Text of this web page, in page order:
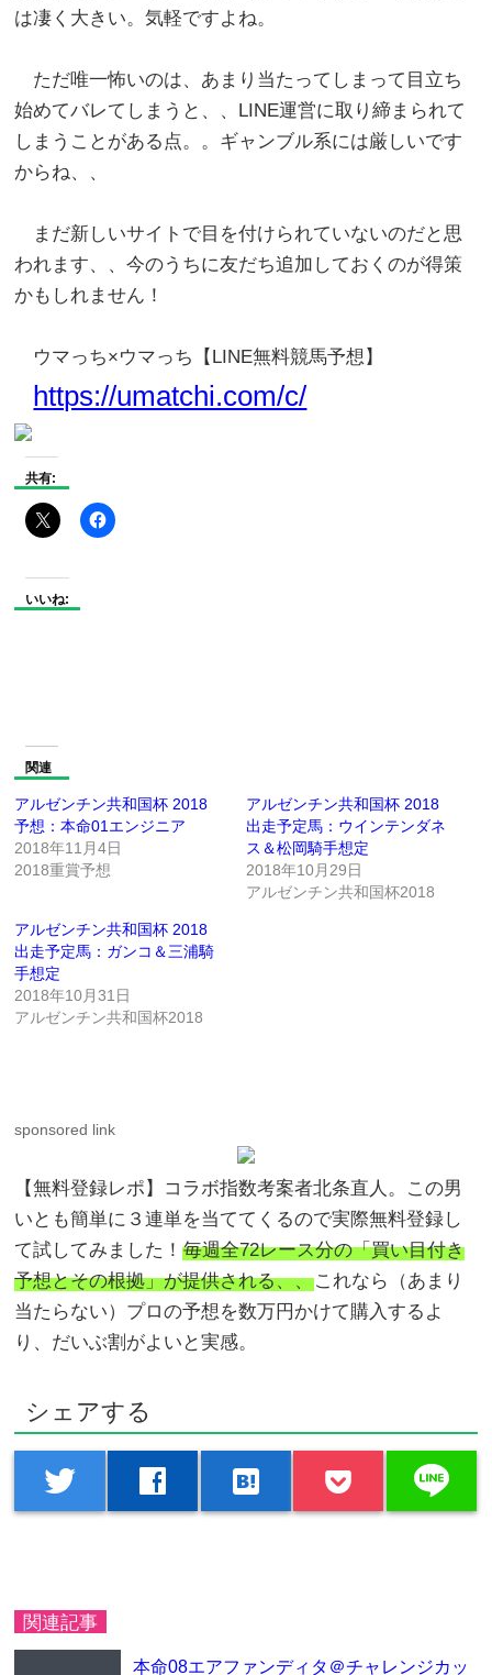
は凄く大きい。気軽ですよね。
ただ唯一怖いのは、あまり当たってしまって目立ち
始めてバレてしまうと、、LINE運営に取り締まられて
しまうことがある点。。ギャンブル系には厳しいです
からね、、
まだ新しいサイトで目を付けられていないのだと思
われます、、今のうちに友だち追加しておくのが得策
かもしれません！
ウマっち×ウマっち【LINE無料競馬予想】
https://umatchi.com/c/
共有:
いいね:
関連
アルゼンチン共和国杯 2018
予想：本命01エンジニア
2018年11月4日
2018重賞予想
アルゼンチン共和国杯 2018
出走予定馬：ウインテンダネ
ス＆松岡騎手想定
2018年10月29日
アルゼンチン共和国杯2018
アルゼンチン共和国杯 2018
出走予定馬：ガンコ＆三浦騎
手想定
2018年10月31日
アルゼンチン共和国杯2018
sponsored link
【無料登録レポ】コラボ指数考案者北条直人。この男
いとも簡単に３連単を当ててくるので実際無料登録し
て試してみました！毎週全72レース分の「買い目付き
予想とその根拠」が提供される、、これなら（あまり
当たらない）プロの予想を数万円かけて購入するよ
り、だいぶ割がよいと実感。
シェアする
twitter facebook hatenabookmark line
関連記事
本命08エアファンディタ＠チャレンジカッ